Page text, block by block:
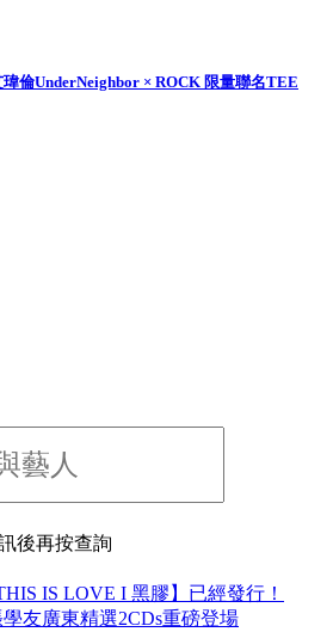
瑋倫UnderNeighbor × ROCK 限量聯名TEE
後再按查詢
IS LOVE I 黑膠】已經發行！
友廣東精選2CDs重磅登場